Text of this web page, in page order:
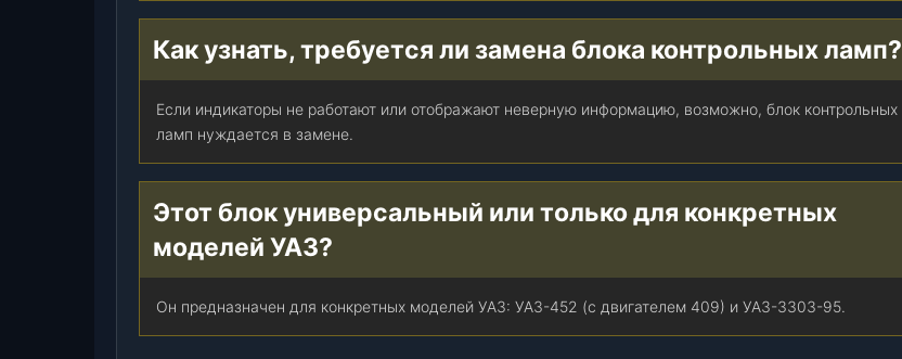
-
Как узнать, требуется ли замена блока контрольных ламп?
Если индикаторы не работают или отображают неверную информацию, возможно, блок контрольных
ламп нуждается в замене.
Этот блок универсальный или только для конкретных
моделей УАЗ?
Он предназначен для конкретных моделей УАЗ: УАЗ-452 (с двигателем 409) и УАЗ-3303-95.